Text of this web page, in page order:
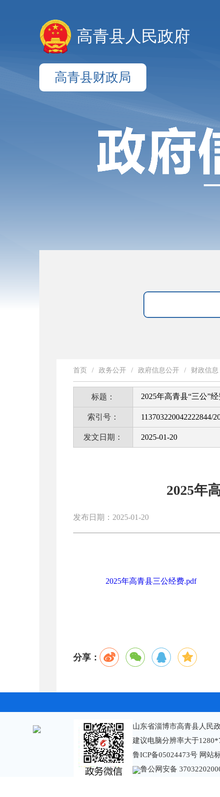
高青县人民政府
高青县财政局
首页 / 政务公开 / 政府信息公开 / 财政信息
标题： 2025年高青县“三公”
索引号： 113703220042222844/
发文日期： 2025-01-20
2025年
发布日期：2025-01-20
2025年高青县三公经费.pdf
分享：
山东省淄博市高青县人民
建议电脑分辨率大于
鲁ICP备05024473号 网站
鲁公网安备